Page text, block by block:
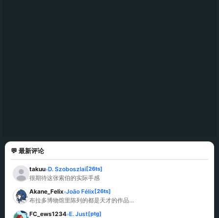
💬 最新评论
takuu»D. Szoboszlai[26ts]
很期待这张索伯的实际手感
Akane_Felix»João Félix [26ts]
布拉多博物馆里陈列的都是天才的作品…
FC_ews1234»E. Just[ptg]